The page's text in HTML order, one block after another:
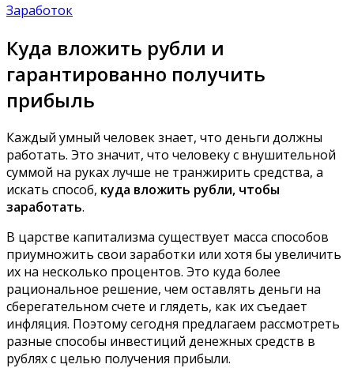
Заработок
Куда вложить рубли и
гарантированно получить
прибыль
Каждый умный человек знает, что деньги должны
работать. Это значит, что человеку с внушительной
суммой на руках лучше не транжирить средства, а
искать способ, куда вложить рубли, чтобы
заработать.
В царстве капитализма существует масса способов
приумножить свои заработки или хотя бы увеличить
их на несколько процентов. Это куда более
рациональное решение, чем оставлять деньги на
сберегательном счете и глядеть, как их съедает
инфляция. Поэтому сегодня предлагаем рассмотреть
разные способы инвестиций денежных средств в
рублях с целью получения прибыли.